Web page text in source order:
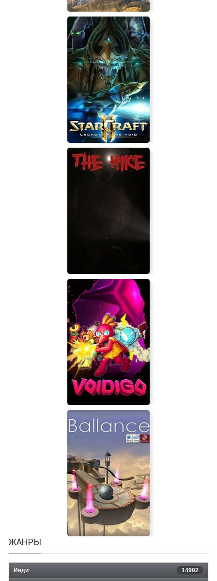
Solo Flight
StarCraft 2 Legacy of the Void
The Hike
Voidigo
ЖАНРЫ
Инди 14902